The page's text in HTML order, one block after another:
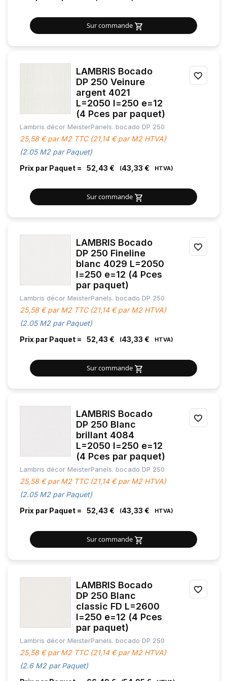
Sur commande
LAMBRIS Bocado
DP 250 Veinure
argent 4021
L=2050 l=250 e=12
(4 Pces par paquet)
Lambris décor MeisterPanels. bocado DP 250
25,58 € par M2 TTC (21,14 € par M2 HTVA)
(2.05 M2 par Paquet)
Prix par Paquet =
52,43 € 43,33 €
Sur commande
LAMBRIS Bocado
DP 250 Fineline
blanc 4029 L=2050
l=250 e=12 (4 Pces
par paquet)
Lambris décor MeisterPanels. bocado DP 250
25,58 € par M2 TTC (21,14 € par M2 HTVA)
(2.05 M2 par Paquet)
Prix par Paquet =
52,43 € 43,33 €
Sur commande
LAMBRIS Bocado
DP 250 Blanc
brillant 4084
L=2050 l=250 e=12
(4 Pces par paquet)
Lambris décor MeisterPanels. bocado DP 250
25,58 € par M2 TTC (21,14 € par M2 HTVA)
(2.05 M2 par Paquet)
Prix par Paquet =
52,43 € 43,33 €
Sur commande
LAMBRIS Bocado
DP 250 Blanc
classic FD L=2600
l=250 e=12 (4 Pces
par paquet)
Lambris décor MeisterPanels. bocado DP 250
25,58 € par M2 TTC (21,14 € par M2 HTVA)
(2.6 M2 par Paquet)